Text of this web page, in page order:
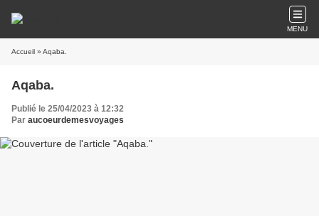
MENU
Accueil » Aqaba.
Aqaba.
Publié le 25/04/2023 à 12:32
Par aucoeurdemesvoyages